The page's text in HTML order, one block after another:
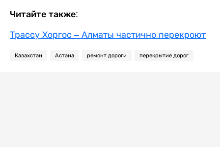
Читайте также:
Трассу Хоргос – Алматы частично перекроют
Казахстан Астана ремонт дороги перекрытие дорог